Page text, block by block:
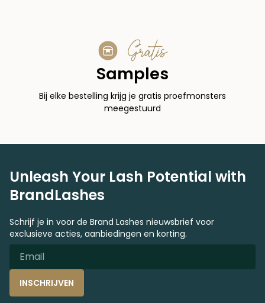
Gratis
Samples
Bij elke bestelling krijg je gratis proefmonsters
meegestuurd
Unleash Your Lash Potential with
BrandLashes
Schrijf je in voor de Brand Lashes nieuwsbrief voor
exclusieve acties, aanbiedingen en korting.
INSCHRIJVEN